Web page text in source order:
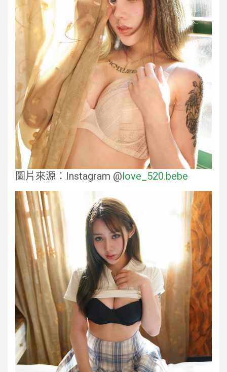
圖片來源：Instagram @love_520.bebe